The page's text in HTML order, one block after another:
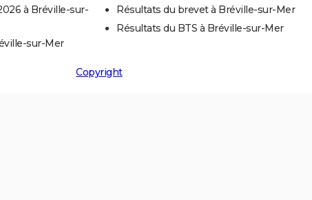
à Bréville-sur-
sur-Mer
Résultats du brevet à Bréville-sur-Mer
Résultats du BTS à Bréville-sur-Mer
Copyright